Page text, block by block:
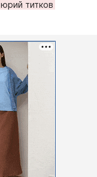
юрий титков